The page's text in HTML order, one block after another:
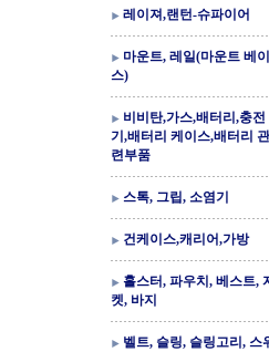
레이져,랜턴-슈파이어
마운트, 레일(마운트 베이
스)
비비탄,가스,배터리,충전
기,배터리 케이스,배터리 관
련부품
스톡, 그립, 소염기
건케이스,캐리어,가방
홀스터, 파우치, 베스트,
켓, 바지
벨트, 슬링, 슬링고리, 스